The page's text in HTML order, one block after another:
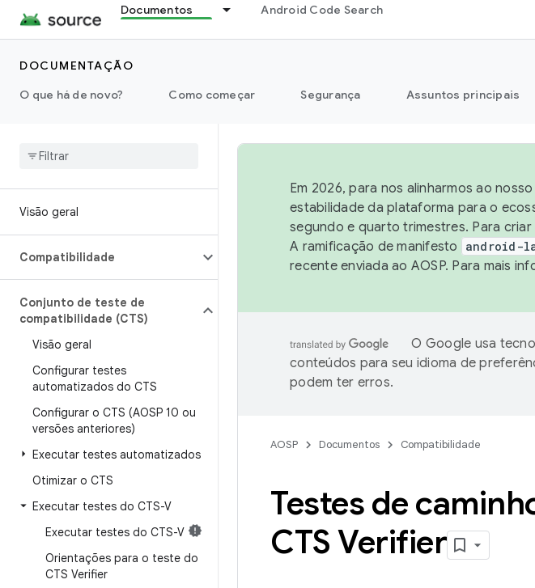
Documentos Android Code Search
DOCUMENTAÇÃO
O que há de novo?
Como começar Segurança Assuntos principais
Visão geral
Compatibilidade
Conjunto de teste de
compatibilidade (CTS)
Visão geral
Configurar testes
automatizados do CTS
Configurar o CTS (AOSP 10 ou
versões anteriores)
Executar testes automatizados
Otimizar o CTS
Executar testes do CTS-V
Executar testes do CTS-V
Orientações para o teste do
CTS Verifier
Em 2026, para nos alinharmos ao
estabilidade da plataforma para o
segundo e quarto trimestres. Para
A ramificação de manifesto
android-
recente enviada ao AOSP. Para mais
O Google usa
conteúdos para seu idioma de
podem ter erros.
AOSP Documentos Compatibilidade
Testes de
CTS Verifier